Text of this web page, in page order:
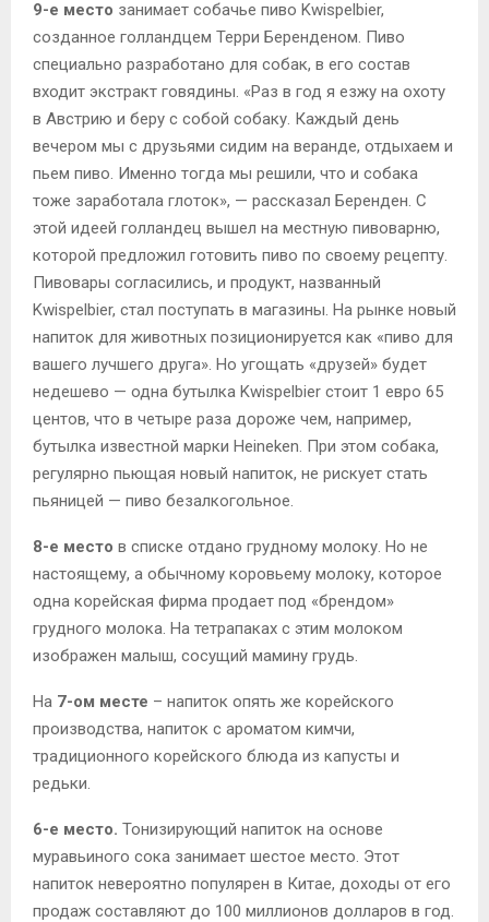
9-е место занимает собачье пиво Kwispelbier,
созданное голландцем Терри Беренденом. Пиво
специально разработано для собак, в его состав
входит экстракт говядины. «Раз в год я езжу на охоту
в Австрию и беру с собой собаку. Каждый день
вечером мы с друзьями сидим на веранде, отдыхаем и
пьем пиво. Именно тогда мы решили, что и собака
тоже заработала глоток», — рассказал Беренден. С
этой идеей голландец вышел на местную пивоварню,
которой предложил готовить пиво по своему рецепту.
Пивовары согласились, и продукт, названный
Kwispelbier, стал поступать в магазины. На рынке новый
напиток для животных позиционируется как «пиво для
вашего лучшего друга». Но угощать «друзей» будет
недешево — одна бутылка Kwispelbier стоит 1 евро 65
центов, что в четыре раза дороже чем, например,
бутылка известной марки Heineken. При этом собака,
регулярно пьющая новый напиток, не рискует стать
пьяницей — пиво безалкогольное.
8-е место в списке отдано грудному молоку. Но не
настоящему, а обычному коровьему молоку, которое
одна корейская фирма продает под «брендом»
грудного молока. На тетрапаках с этим молоком
изображен малыш, сосущий мамину грудь.
На 7-ом месте – напиток опять же корейского
производства, напиток с ароматом кимчи,
традиционного корейского блюда из капусты и
редьки.
6-е место. Тонизирующий напиток на основе
муравьиного сока занимает шестое место. Этот
напиток невероятно популярен в Китае, доходы от его
продаж составляют до 100 миллионов долларов в год.